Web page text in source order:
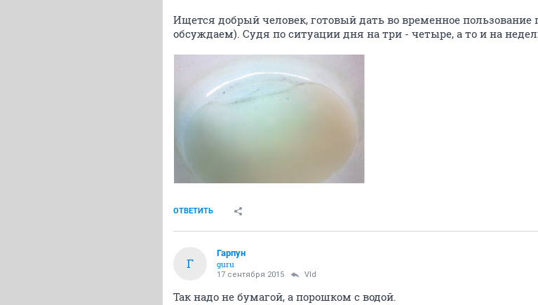
Ищется добрый человек, готовый дать во временное
обсуждаем). Судя по ситуации дня на три - четыре, а то и на
ОТВЕТИТЬ
Г
Гарпун
guru
17 сентября 2015 Vld
Так надо не бумагой, а порошком с водой.